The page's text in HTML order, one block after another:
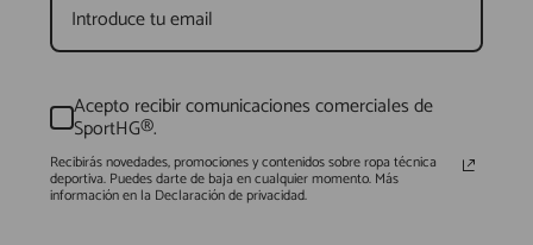
Acepto recibir comunicaciones comerciales de
SportHG®.
Recibirás novedades, promociones y contenidos sobre ropa técnica
deportiva. Puedes darte de baja en cualquier momento. Más
información en la Declaración de privacidad.